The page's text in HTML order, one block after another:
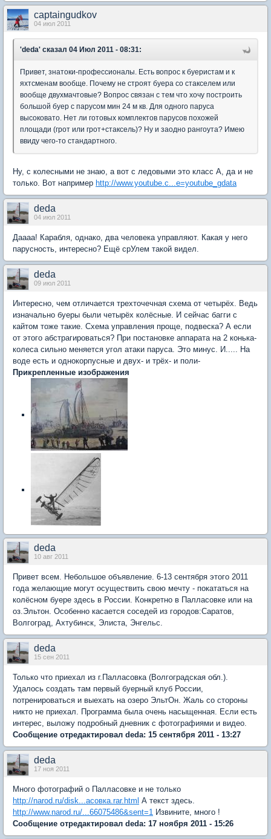
captaingudkov
04 июл 2011
'deda' сказал 04 Июл 2011 - 08:31:
Привет, знатоки-профессионалы. Есть вопрос к буеристам и к
яхтсменам вообще. Почему не строят буера со стакселем или
вообще двухмачтовые? Вопрос связан с тем что хочу построить
большой буер с парусом мин 24 м кв. Для одного паруса
высоковато. Нет ли готовых комплектов парусов похожей
площади (грот или грот+стаксель)? Ну и заодно рангоута? Имею
ввиду чего-то стандартного.
Ну, с колесными не знаю, а вот с ледовыми это класс А, да и не
только. Вот например http://www.youtube.c...e=youtube_gdata
deda
04 июл 2011
Даааа! Карабля, однако, два человека управляют. Какая у него
парусность, интересно? Ещё срУлем такой видел.
deda
09 июл 2011
Интересно, чем отличается трехточечная схема от четырёх. Ведь
изначально буеры были четырёх колёсные. И сейчас багги с
кайтом тоже такие. Схема управления проще, подвеска? А если
от этого абстрагироваться? При постановке аппарата на 2 конька-
колеса сильно меняется угол атаки паруса. Это минус. И..... На
воде есть и однокорпусные и двух- и трёх- и поли-
Прикрепленные изображения
deda
10 авг 2011
Привет всем. Небольшое объявление. 6-13 сентября этого 2011
года желающие могут осуществить свою мечту - покататься на
колёсном буере здесь в России. Конкретно в Палласовке или на
оз.Эльтон. Особенно касается соседей из городов:Саратов,
Волгоград, Ахтубинск, Элиста, Энгельс.
deda
15 сен 2011
Только что приехал из г.Палласовка (Волгоградская обл.).
Удалось создать там первый буерный клуб России,
потренироваться и выехать на озеро ЭльтОн. Жаль со стороны
никто не приехал. Программа была очень насыщенная. Если есть
интерес, выложу подробный дневник с фотографиями и видео.
Сообщение отредактировал deda: 15 сентября 2011 - 13:27
deda
17 ноя 2011
Много фотографий о Палласовке и не только
http://narod.ru/disk...асовка.rar.html А текст здесь.
http://www.narod.ru/...66075486&sent=1 Извините, много !
Сообщение отредактировал deda: 17 ноября 2011 - 15:26